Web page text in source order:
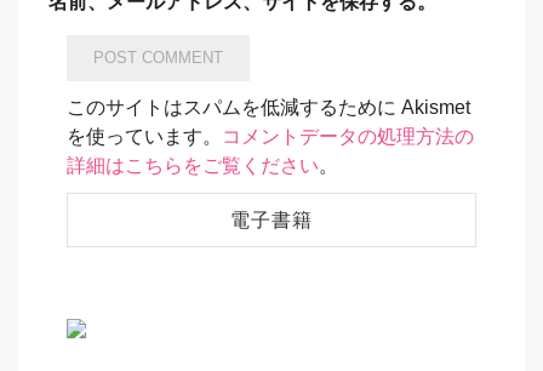
このサイトはスパムを低減するために Akismet
を使っています。
コメントデータの処理方法の
詳細はこちらをご覧ください。
電子書籍